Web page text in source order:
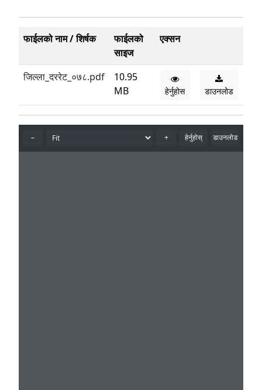
फाईलको नाम / शिर्षक
फाईलको
साइज
एक्सन
जिल्ला_दररेट_०७८.pdf
10.95
MB
हेर्नुहोस डाउनलोड